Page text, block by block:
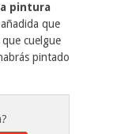
pintura
que
cuelgue
pintado